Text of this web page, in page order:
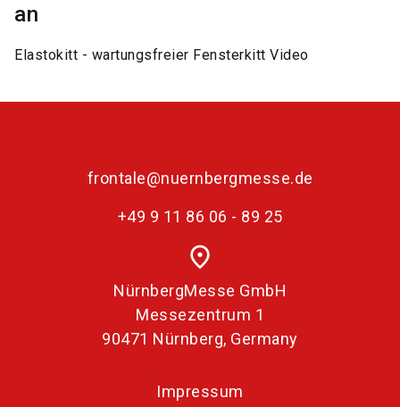
an
Elastokitt - wartungsfreier Fensterkitt Video
frontale@nuernbergmesse.de
+49 9 11 86 06 - 89 25
place
NürnbergMesse GmbH
Messezentrum 1
90471 Nürnberg, Germany
Impressum